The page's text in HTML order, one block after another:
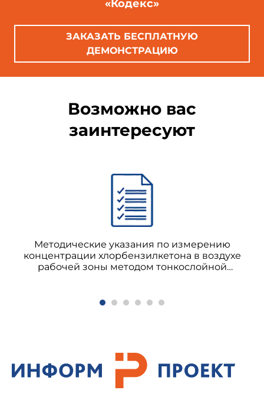
«Кодекс»
ЗАКАЗАТЬ БЕСПЛАТНУЮ
ДЕМОНСТРАЦИЮ
Возможно вас
заинтересуют
Методические указания по измерению
концентрации хлорбензилкетона в воздухе
рабочей зоны методом тонкослойной